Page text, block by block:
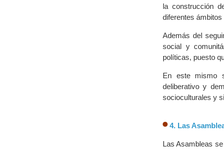
la construcción
diferentes ámbitos
Además del
social y
políticas, puesto
En este mismo
deliberativo y
socioculturales y
4. Las
Las Asambleas